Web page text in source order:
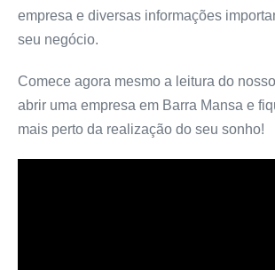
empresa e diversas informações
seu negócio.
Comece agora mesmo a leitura do
abrir uma empresa em Barra Mansa e
mais perto da realização do seu sonho!